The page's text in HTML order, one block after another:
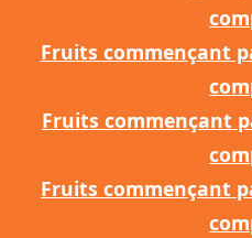
Fruits commençant
Fruits commençant
Fruits commençant